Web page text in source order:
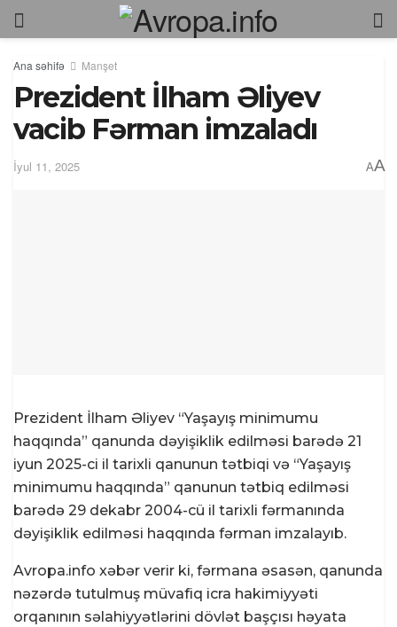
Ana səhifə Manşet
Prezident İlham Əliyev
vacib Fərman imzaladı
İyul 11, 2025 AA
Prezident İlham Əliyev “Yaşayış minimumu
haqqında” qanunda dəyişiklik edilməsi barədə 21
iyun 2025-ci il tarixli qanunun tətbiqi və “Yaşayış
minimumu haqqında” qanunun tətbiq edilməsi
barədə 29 dekabr 2004-cü il tarixli fərmanında
dəyişiklik edilməsi haqqında fərman imzalayıb.
Avropa.info xəbər verir ki, fərmana əsasən, qanunda
nəzərdə tutulmuş müvafiq icra hakimiyyəti
orqanının səlahiyyətlərini dövlət başçısı həyata